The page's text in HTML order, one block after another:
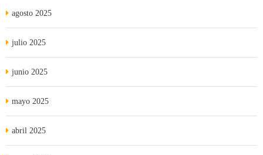
agosto 2025
julio 2025
junio 2025
mayo 2025
abril 2025